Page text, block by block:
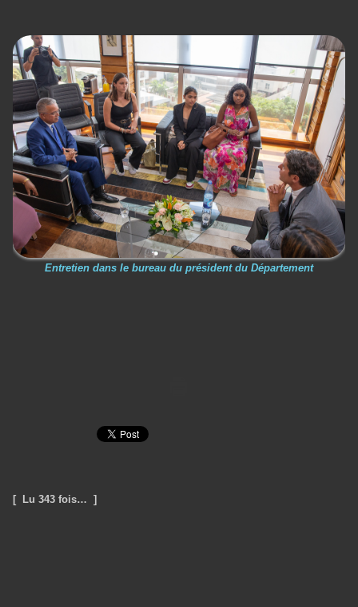
Entretien dans le bureau du président du Département
[ Lu 343 fois… ]